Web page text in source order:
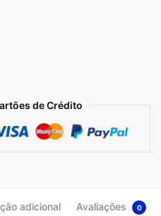
de Crédito
adicional Avaliações 0